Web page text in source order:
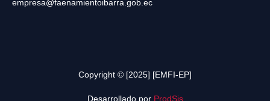
empresa@faenamientoibarra.gob.ec
Copyright © [2025] [EMFI-EP]
Desarrollado por ProdSis